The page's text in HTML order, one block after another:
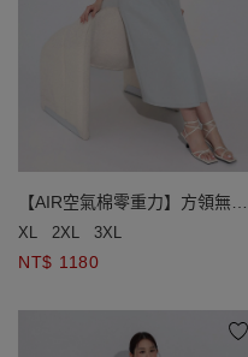
【AIR空氣棉零重力】方領無袖
修身長洋裝(附胸墊)
XL 2XL 3XL
NT$ 1180